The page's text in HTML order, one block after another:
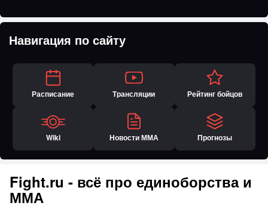
Навигация по сайту
Расписание Трансляции Рейтинг бойцов
Wiki Новости ММА Прогнозы
Fight.ru - всё про единоборства и
ММА